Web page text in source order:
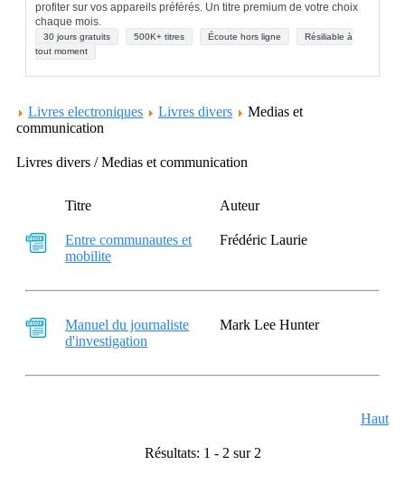
profiter sur vos appareils préférés. Un titre premium de votre choix
chaque mois.
30 jours gratuits 500K+ titres Écoute hors ligne
Résiliable à
tout moment
Livres electroniques Livres divers
Medias et
communication
Livres divers / Medias et communication
Titre Auteur
Entre communautes et
mobilite
Frédéric Laurie
Manuel du journaliste
d'investigation
Mark Lee Hunter
Haut
Résultats: 1 - 2 sur 2